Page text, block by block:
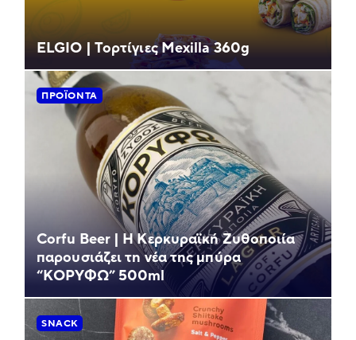
ELGIO | Τορτίγιες Mexilla 360g
ΠΡΟΪΌΝΤΑ
Corfu Beer | Η Κερκυραϊκή Ζυθοποιία
παρουσιάζει τη νέα της μπύρα
“ΚΟΡΥΦΩ” 500ml
SNACK